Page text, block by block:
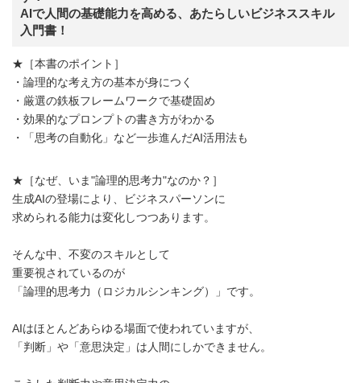
AIで人間の基礎能力を高める、あたらしいビジネススキル
入門書！
★［本書のポイント］
・論理的な考え方の基本が身につく
・厳選の鉄板フレームワークで基礎固め
・効果的なプロンプトの書き方がわかる
・「思考の自動化」など一歩進んだAI活用法も
★［なぜ、いま"論理的思考力"なのか？］
生成AIの登場により、ビジネスパーソンに
求められる能力は変化しつつあります。
そんな中、不変のスキルとして
重要視されているのが
「論理的思考力（ロジカルシンキング）」です。
AIはほとんどあらゆる場面で使われていますが、
「判断」や「意思決定」は人間にしかできません。